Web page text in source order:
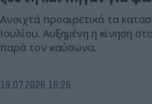
Ανοιχτά προαιρετικά τα
Ιουλίου. Αυξημένη η κίνηση
παρά τον καύσωνα.
19.07.2026 16:26